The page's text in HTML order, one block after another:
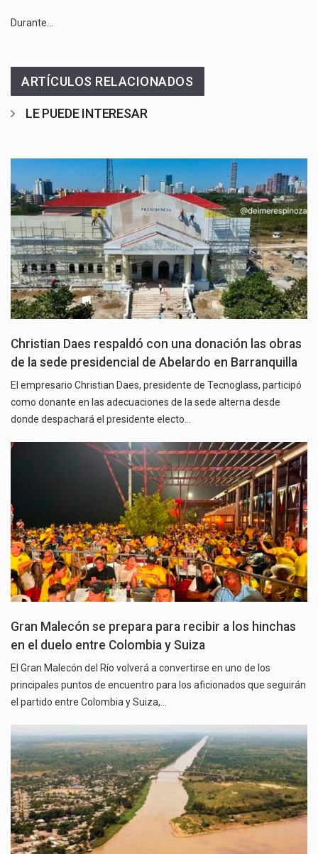
Durante…
ARTÍCULOS RELACIONADOS
LE PUEDE INTERESAR
Christian Daes respaldó con una donación las obras
de la sede presidencial de Abelardo en Barranquilla
El empresario Christian Daes, presidente de Tecnoglass, participó
como donante en las adecuaciones de la sede alterna desde
donde despachará el presidente electo…
Gran Malecón se prepara para recibir a los hinchas
en el duelo entre Colombia y Suiza
El Gran Malecón del Río volverá a convertirse en uno de los
principales puntos de encuentro para los aficionados que seguirán
el partido entre Colombia y Suiza,…